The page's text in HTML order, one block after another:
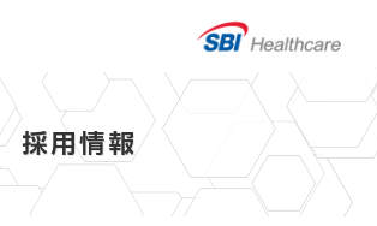
採用情報